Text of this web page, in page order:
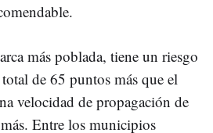
más poblada, tiene un riesgo
de 65 puntos más que el
velocidad de propagación de
Entre los municipios